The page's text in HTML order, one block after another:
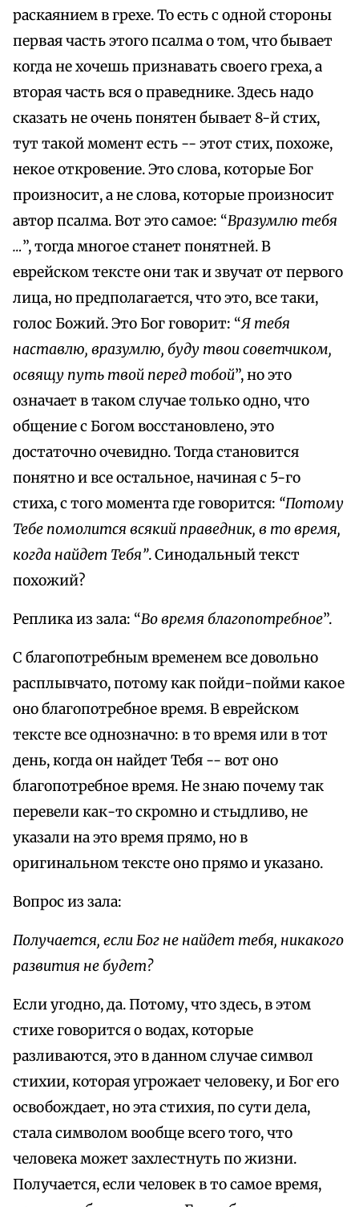
раскаянием в грехе. То есть с одной стороны
первая часть этого псалма о том, что бывает
когда не хочешь признавать своего греха, а
вторая часть вся о праведнике. Здесь надо
сказать не очень понятен бывает 8-й стих,
тут такой момент есть -- этот стих, похоже,
некое откровение. Это слова, которые Бог
произносит, а не слова, которые произносит
автор псалма. Вот это самое: “Вразумлю тебя
…”, тогда многое станет понятней. В
еврейском тексте они так и звучат от первого
лица, но предполагается, что это, все таки,
голос Божий. Это Бог говорит: “Я тебя
наставлю, вразумлю, буду твои советчиком,
освящу путь твой перед тобой”, но это
означает в таком случае только одно, что
общение с Богом восстановлено, это
достаточно очевидно. Тогда становится
понятно и все остальное, начиная с 5-го
стиха, с того момента где говорится: “Потому
Тебе помолится всякий праведник, в то время,
когда найдет Тебя”. Синодальный текст
похожий?
Реплика из зала: “Во время благопотребное”.
С благопотребным временем все довольно
расплывчато, потому как пойди-пойми какое
оно благопотребное время. В еврейском
тексте все однозначно: в то время или в тот
день, когда он найдет Тебя -- вот оно
благопотребное время. Не знаю почему так
перевели как-то скромно и стыдливо, не
указали на это время прямо, но в
оригинальном тексте оно прямо и указано.
Вопрос из зала:
Получается, если Бог не найдет тебя, никакого
развития не будет?
Если угодно, да. Потому, что здесь, в этом
стихе говорится о водах, которые
разливаются, это в данном случае символ
стихии, которая угрожает человеку, и Бог его
освобождает, но эта стихия, по сути дела,
стала символом вообще всего того, что
человека может захлестнуть по жизни.
Получается, если человек в то самое время,